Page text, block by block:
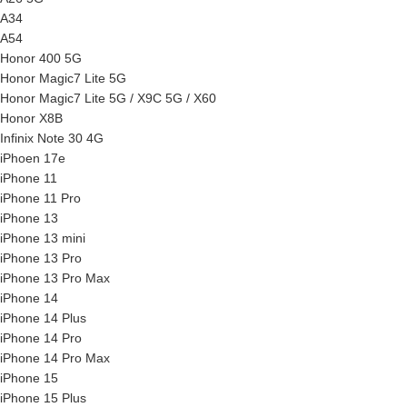
A34
A54
Honor 400 5G
Honor Magic7 Lite 5G
Honor Magic7 Lite 5G / X9C 5G / X60
Honor X8B
Infinix Note 30 4G
iPhoen 17e
iPhone 11
iPhone 11 Pro
iPhone 13
iPhone 13 mini
iPhone 13 Pro
iPhone 13 Pro Max
iPhone 14
iPhone 14 Plus
iPhone 14 Pro
iPhone 14 Pro Max
iPhone 15
iPhone 15 Plus